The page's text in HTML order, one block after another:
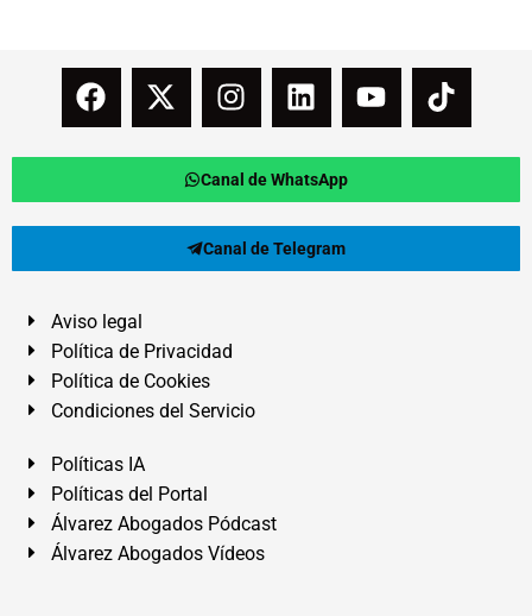
Canal de WhatsApp
Canal de Telegram
Aviso legal
Política de Privacidad
Política de Cookies
Condiciones del Servicio
Políticas IA
Políticas del Portal
Álvarez Abogados Pódcast
Álvarez Abogados Vídeos